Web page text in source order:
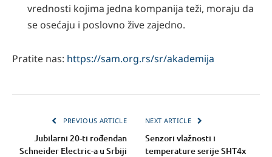
vrednosti kojima jedna kompanija teži, moraju da
se osećaju i poslovno žive zajedno.
Pratite nas: https://sam.org.rs/sr/akademija
PREVIOUS ARTICLE
Jubilarni 20-ti rođendan
Schneider Electric-a u Srbiji
NEXT ARTICLE
Senzori vlažnosti i
temperature serije SHT4x